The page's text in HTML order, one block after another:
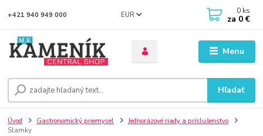
Menu
EUR
Hľadať
+421 940 949 000 0 ks
za 0 €
Úvod Gastronomický priemysel
Jednorázové riady a príslušenstvo
Slamky